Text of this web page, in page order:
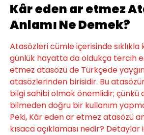
Kâr eden ar etmez
Anlamı Ne Demek?
Atasözleri cümle içerisinde sıklıkla
günlük hayatta da oldukça tercih
etmez atasözü de Türkçede
atasözlerinden birisidir. Bu
bilgi sahibi olmak önemlidir; çünkü
bilmeden doğru bir kullanım
Peki, Kâr eden ar etmez atasözü
kısaca açıklaması nedir? Detaylar